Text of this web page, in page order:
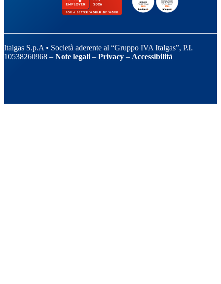
Italgas S.p.A • Società aderente al “Gruppo IVA Italgas”, P.I.
10538260968 – Note legali – Privacy – Accessibilità